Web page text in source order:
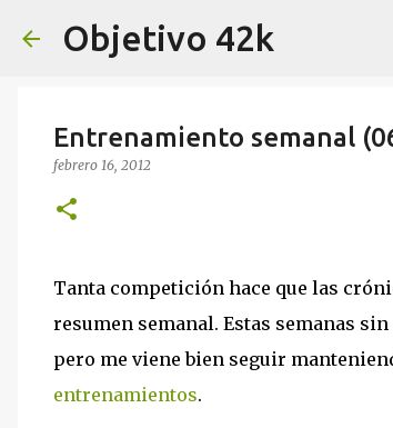
Objetivo 42k
Entrenamiento semanal
febrero 16, 2012
Tanta competición hace que las
resumen semanal. Estas semanas
pero me viene bien seguir
entrenamientos.